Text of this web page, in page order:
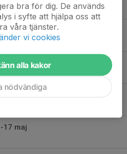
SM
17 maj
bra för dig. De används
i syfte att hjälpa oss att
våra tjänster.
vi cookies
alla kakor
nödvändiga